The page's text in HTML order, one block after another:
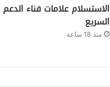
الاستسلام علامات فناء الدعم
السريع
منذ 18 ساعة